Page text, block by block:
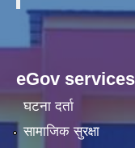
eGov services
घटना दर्ता
सामाजिक सुरक्षा